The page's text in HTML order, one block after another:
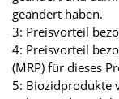
geändert haben.
3: Preisvorteil
4: Preisvorteil
(MRP) für dieses
5: Biozidprodukte